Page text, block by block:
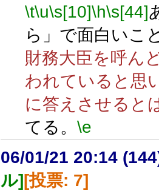
\t\u\s[10]\h\s[44]
ら」で面白いこ
財務大臣を呼ん
われていると思
に答えさせると
てる。 \e
06/01/21 20:14
ル][投票: 7]